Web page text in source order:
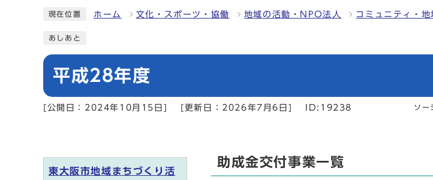
現在位置 ホーム 文化・スポーツ・協働 地域の活動・NPO法人 コミュニティ・地
あしあと
平成28年度
[公開日：2024年10月15日] [更新日：2026年7月6日] ID:19238 ソー
助成金交付事業一覧
東大阪市地域まちづくり活